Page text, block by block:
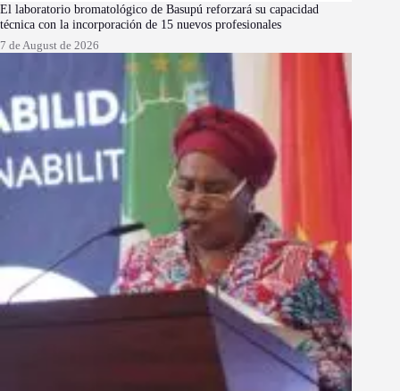
El laboratorio bromatológico de Basupú reforzará su capacidad
técnica con la incorporación de 15 nuevos profesionales
7 de August de 2026